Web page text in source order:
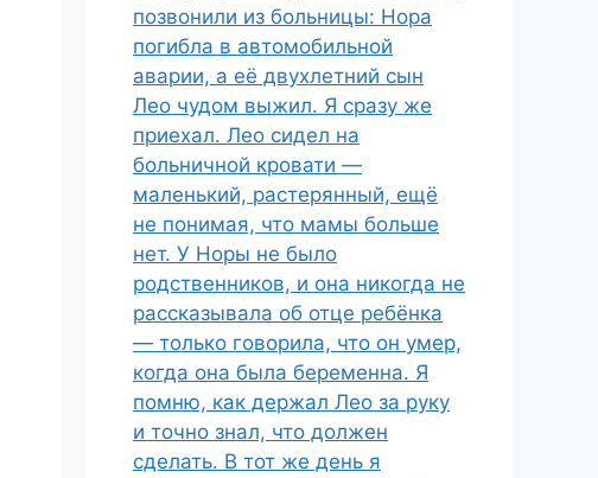
позвонили из больницы: Нора
погибла в автомобильной
аварии, а её двухлетний сын
Лео чудом выжил. Я сразу же
приехал. Лео сидел на
больничной кровати —
маленький, растерянный, ещё
не понимая, что мамы больше
нет. У Норы не было
родственников, и она никогда не
рассказывала об отце ребёнка
— только говорила, что он умер,
когда она была беременна. Я
помню, как держал Лео за руку
и точно знал, что должен
сделать. В тот же день я